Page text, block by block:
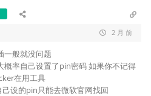
2 月 前
一般就没问题
概率自己设置了pin密码 如果你不记得
在用工具
设的pin只能去微软官网找回